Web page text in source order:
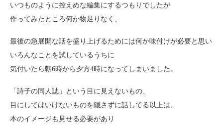
いつものように控えめな編集にするつもりでしたが
作ってみたところ何か物足りなく、
最後の急展開な話を盛り上げるためには何か味付けが必要と思い
いろんなことを試しているうちに
気付いたら朝6時から夕方4時になってしまいました。
「詩子の同人誌」という目に見えないもの、
目にしてはいけないものを隠さずに話してる以上は、
本のイメージも見せる必要があり